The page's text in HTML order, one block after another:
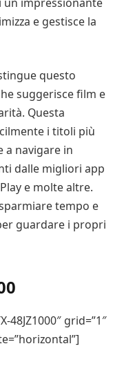
e gestisce la
questo
suggerisce film e
Questa
i titoli più
a navigare in
dalle migliori app
e molte altre.
tempo e
guardare i propri
48JZ1000″ grid=”1″